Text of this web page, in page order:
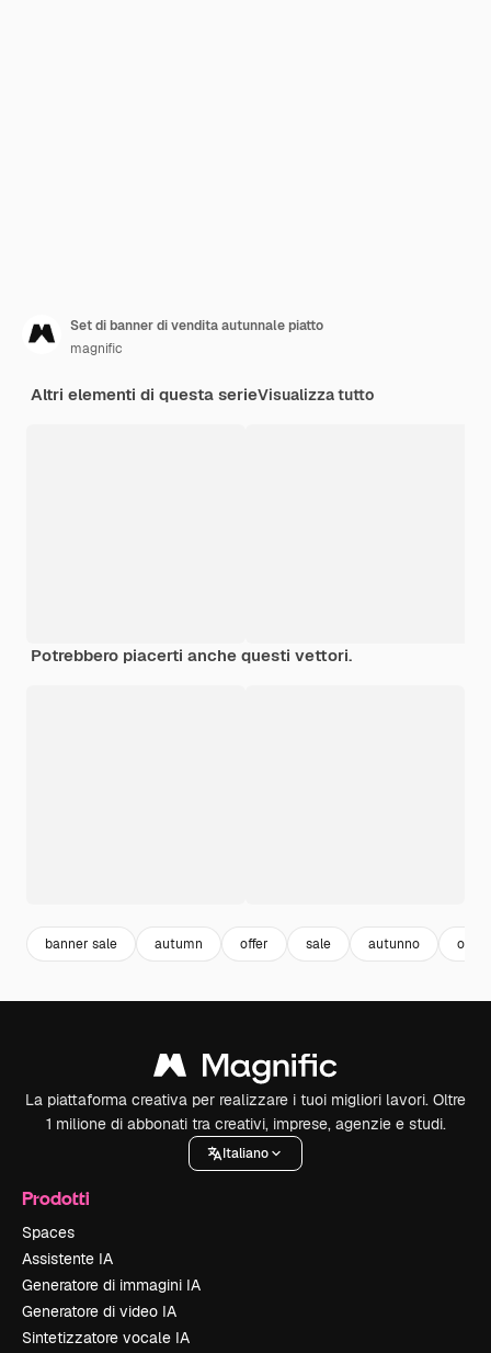
Set di banner di vendita autunnale piatto
magnific
Altri elementi di questa serieVisualizza tutto
Potrebbero piacerti anche questi vettori.
banner sale autumn offer sale autunno
La piattaforma creativa per realizzare i tuoi migliori lavori. Oltre
1 milione di abbonati tra creativi, imprese, agenzie e studi.
Italiano
Prodotti
Spaces
Assistente IA
Generatore di immagini IA
Generatore di video IA
Sintetizzatore vocale IA